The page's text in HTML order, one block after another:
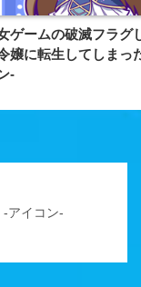
ゲームの破滅フラグ
嬢に転生してしまっ
-
アイコン-